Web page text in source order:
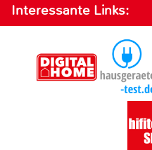
Interessante Links: